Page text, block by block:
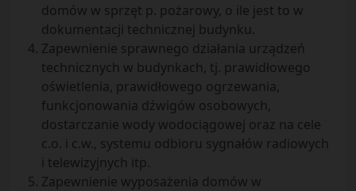
domów w sprzęt p. pożarowy, o ile jest to w
dokumentacji technicznej budynku.
Zapewnienie sprawnego działania urządzeń
technicznych w budynkach, tj. prawidłowego
oświetlenia, prawidłowego ogrzewania,
funkcjonowania dźwigów osobowych,
dostarczanie wody wodociągowej oraz na cele
c.o. i c.w., systemu odbioru sygnałów radiowych
i telewizyjnych itp.
Zapewnienie wyposażenia domów w